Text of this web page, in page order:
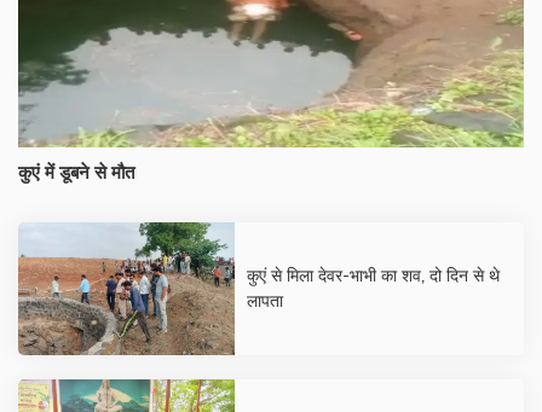
कुएं में डूबने से मौत
कुएं से मिला देवर-भाभी का शव, दो दिन से थे
लापता